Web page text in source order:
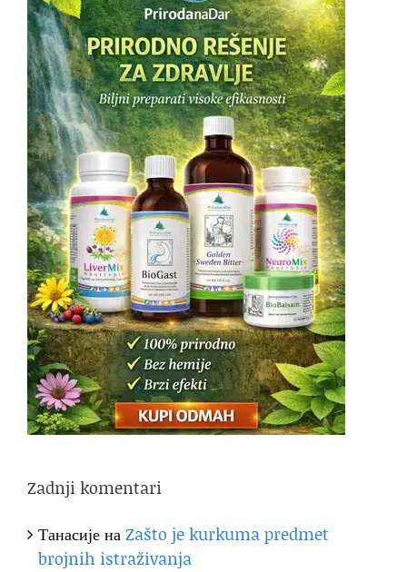
Zadnji komentari
ТанасијенаZašto je kurkuma predmet
brojnih istraživanja